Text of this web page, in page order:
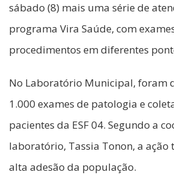
sábado (8) mais uma série de
programa Vira Saúde, com
procedimentos em diferentes
No Laboratório Municipal, foram
1.000 exames de patologia e
pacientes da ESF 04. Segundo a
laboratório, Tassia Tonon, a ação
alta adesão da população.